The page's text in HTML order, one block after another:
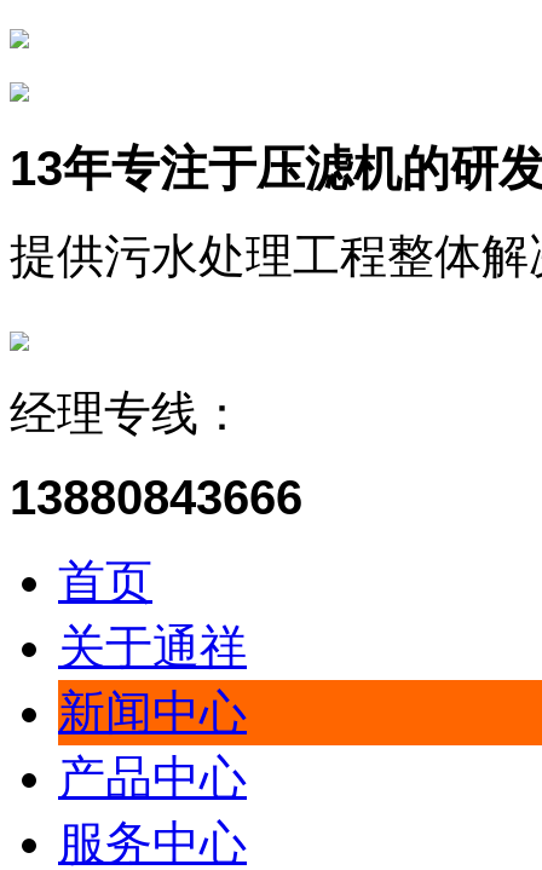
13年专注于压滤机的研
提供污水处理工程整体解
经理专线：
13880843666
首页
关于通祥
新闻中心
产品中心
服务中心